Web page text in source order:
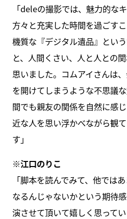
「deleの撮影では、魅力的な
方々と充実した時間を過ごす
機質な『デジタル遺品』とい
と、人間くさい、人と人との
思いました。コムアイさんは
を開けてしまうような不思議
間でも親友の関係を自然に感
近な人を思い浮かべながら観
す」
※江口のりこ
「脚本を読んでみて、他では
なるんじゃないかという期待
演させて頂いて嬉しく思ってい